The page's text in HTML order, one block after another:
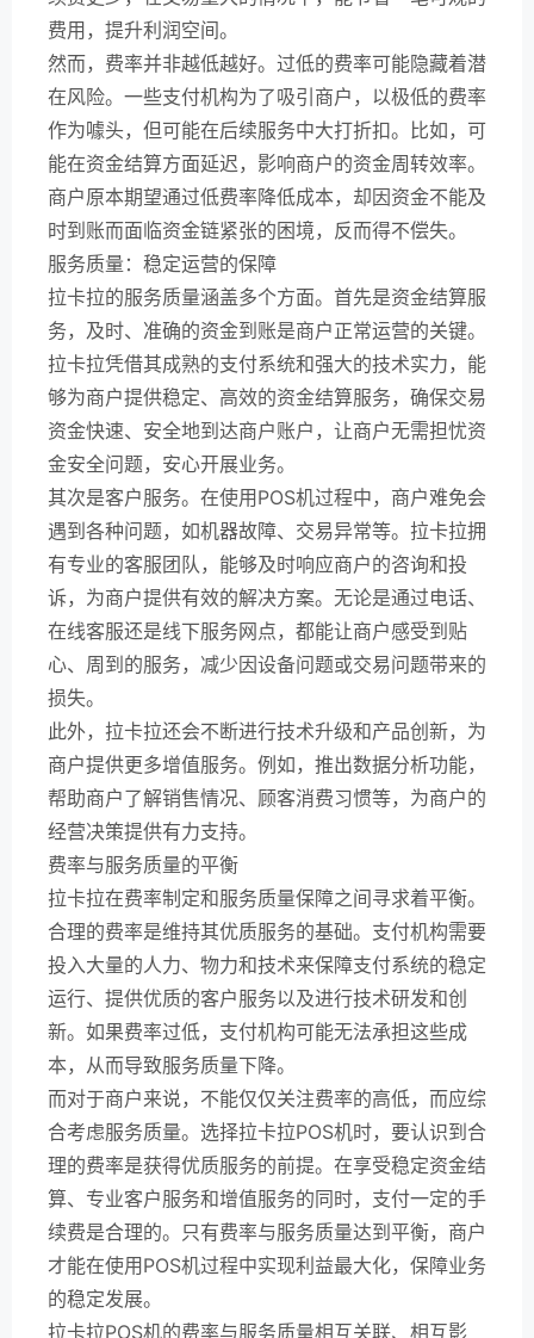
费用，提升利润空间。
然而，费率并非越低越好。过低的费率可能隐藏着潜
在风险。一些支付机构为了吸引商户，以极低的费率
作为噱头，但可能在后续服务中大打折扣。比如，可
能在资金结算方面延迟，影响商户的资金周转效率。
商户原本期望通过低费率降低成本，却因资金不能及
时到账而面临资金链紧张的困境，反而得不偿失。
服务质量：稳定运营的保障
拉卡拉的服务质量涵盖多个方面。首先是资金结算服
务，及时、准确的资金到账是商户正常运营的关键。
拉卡拉凭借其成熟的支付系统和强大的技术实力，能
够为商户提供稳定、高效的资金结算服务，确保交易
资金快速、安全地到达商户账户，让商户无需担忧资
金安全问题，安心开展业务。
其次是客户服务。在使用POS机过程中，商户难免会
遇到各种问题，如机器故障、交易异常等。拉卡拉拥
有专业的客服团队，能够及时响应商户的咨询和投
诉，为商户提供有效的解决方案。无论是通过电话、
在线客服还是线下服务网点，都能让商户感受到贴
心、周到的服务，减少因设备问题或交易问题带来的
损失。
此外，拉卡拉还会不断进行技术升级和产品创新，为
商户提供更多增值服务。例如，推出数据分析功能，
帮助商户了解销售情况、顾客消费习惯等，为商户的
经营决策提供有力支持。
费率与服务质量的平衡
拉卡拉在费率制定和服务质量保障之间寻求着平衡。
合理的费率是维持其优质服务的基础。支付机构需要
投入大量的人力、物力和技术来保障支付系统的稳定
运行、提供优质的客户服务以及进行技术研发和创
新。如果费率过低，支付机构可能无法承担这些成
本，从而导致服务质量下降。
而对于商户来说，不能仅仅关注费率的高低，而应综
合考虑服务质量。选择拉卡拉POS机时，要认识到合
理的费率是获得优质服务的前提。在享受稳定资金结
算、专业客户服务和增值服务的同时，支付一定的手
续费是合理的。只有费率与服务质量达到平衡，商户
才能在使用POS机过程中实现利益最大化，保障业务
的稳定发展。
拉卡拉POS机的费率与服务质量相互关联、相互影